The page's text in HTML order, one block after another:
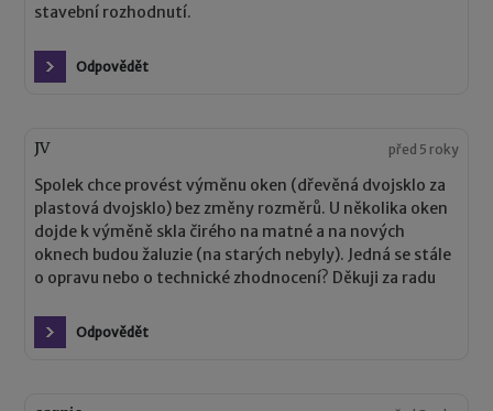
stavební rozhodnutí.
Odpovědět
JV před 5 roky
Spolek chce provést výměnu oken (dřevěná dvojsklo za
plastová dvojsklo) bez změny rozměrů. U několika oken
dojde k výměně skla čirého na matné a na nových
oknech budou žaluzie (na starých nebyly). Jedná se stále
o opravu nebo o technické zhodnocení? Děkuji za radu
Odpovědět